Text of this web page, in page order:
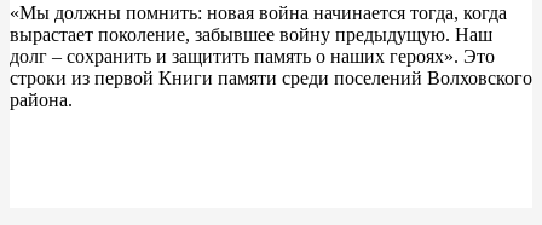
«Мы должны помнить: новая война начинается тогда, когда
вырастает поколение, забывшее войну предыдущую. Наш
долг – сохранить и защитить память о наших героях». Это
строки из первой Книги памяти среди поселений Волховского
района.